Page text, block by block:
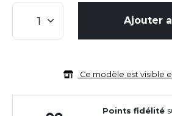
Ajouter
Ce modèle est visible
Points fidélité